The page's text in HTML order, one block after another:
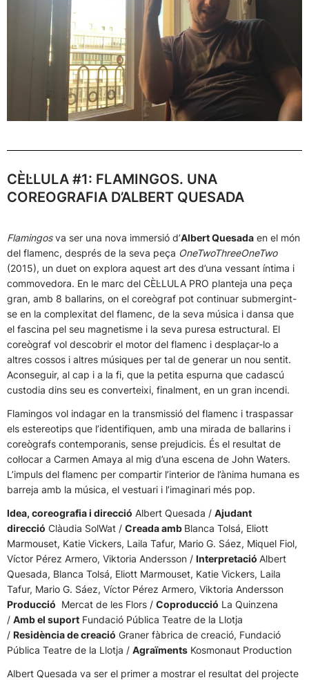
CÈL·LULA #1: FLAMINGOS. UNA
COREOGRAFIA D’ALBERT QUESADA
Flamingosva ser una nova immersió d’Albert Quesada en el món
del flamenc, després de la seva peça OneTwoThreeOneTwo
(2015), un duet on explora aquest art des d’una vessant íntima i
commovedora. En le marc del CÈL·LULA PRO planteja una peça
gran, amb 8 ballarins, on el coreògraf pot continuar submergint-
se en la complexitat del flamenc, de la seva música i dansa que
el fascina pel seu magnetisme i la seva puresa estructural. El
coreògraf vol descobrir el motor del flamenc i desplaçar-lo a
altres cossos i altres músiques per tal de generar un nou sentit.
Aconseguir, al cap i a la fi, que la petita espurna que cadascú
custodia dins seu es converteixi, finalment, en un gran incendi.
Flamingos vol indagar en la transmissió del flamenc i traspassar
els estereotips que l’identifiquen, amb una mirada de ballarins i
coreògrafs contemporanis, sense prejudicis. És el resultat de
col·locar a Carmen Amaya al mig d’una escena de John Waters.
L’impuls del flamenc per compartir l’interior de l’ànima humana es
barreja amb la música, el vestuari i l’imaginari més pop.
Idea, coreografia i direcció Albert Quesada / Ajudant
direcció Clàudia SolWat / Creada amb Blanca Tolsá, Eliott
Marmouset, Katie Vickers, Laila Tafur, Mario G. Sáez, Miquel Fiol,
Víctor Pérez Armero, Viktoria Andersson / Interpretació Albert
Quesada, Blanca Tolsá, Eliott Marmouset, Katie Vickers, Laila
Tafur, Mario G. Sáez, Víctor Pérez Armero, Viktoria Andersson
Producció Mercat de les Flors / Coproducció La Quinzena
/ Amb el suport Fundació Pública Teatre de la Llotja
/ Residència de creació Graner fàbrica de creació, Fundació
Pública Teatre de la Llotja / Agraïments Kosmonaut Production
Albert Quesada va ser el primer a mostrar el resultat del projecte